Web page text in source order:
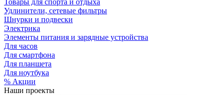
Товары для спорта и отдыха
Удлинители, сетевые фильтры
Шнурки и подвески
Электрика
Элементы питания и зарядные устройства
Для часов
Для смартфона
Для планшета
Для ноутбука
% Акции
Наши проекты